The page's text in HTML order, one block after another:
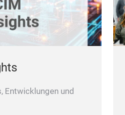
Entwicklungen und